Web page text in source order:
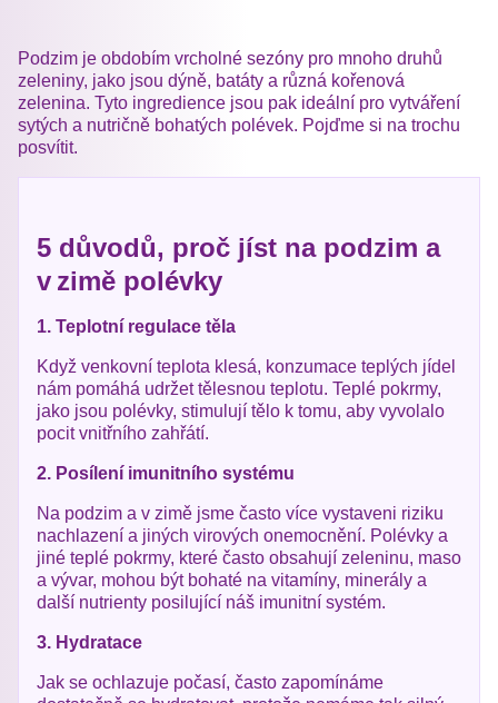
Podzim je obdobím vrcholné sezóny pro mnoho druhů
zeleniny, jako jsou dýně, batáty a různá kořenová
zelenina. Tyto ingredience jsou pak ideální pro vytváření
sytých a nutričně bohatých polévek. Pojďme si na trochu
posvítit.
5 důvodů, proč jíst na podzim a
v zimě polévky
1. Teplotní regulace těla
Když venkovní teplota klesá, konzumace teplých jídel
nám pomáhá udržet tělesnou teplotu. Teplé pokrmy,
jako jsou polévky, stimulují tělo k tomu, aby vyvolalo
pocit vnitřního zahřátí.
2. Posílení imunitního systému
Na podzim a v zimě jsme často více vystaveni riziku
nachlazení a jiných virových onemocnění. Polévky a
jiné teplé pokrmy, které často obsahují zeleninu, maso
a vývar, mohou být bohaté na vitamíny, minerály a
další nutrienty posilující náš imunitní systém.
3. Hydratace
Jak se ochlazuje počasí, často zapomínáme